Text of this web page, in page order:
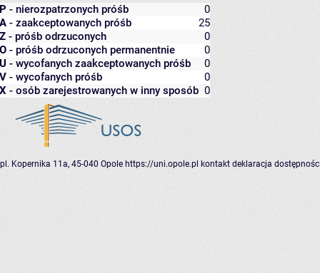
P - nierozpatrzonych próśb
0
A - zaakceptowanych próśb
25
Z - próśb odrzuconych
0
O - próśb odrzuconych permanentnie
0
U - wycofanych zaakceptowanych próśb
0
V - wycofanych próśb
0
X - osób zarejestrowanych w inny sposób 0
pl. Kopernika 11a, 45-040 Opole https://uni.opole.pl kontakt deklaracja